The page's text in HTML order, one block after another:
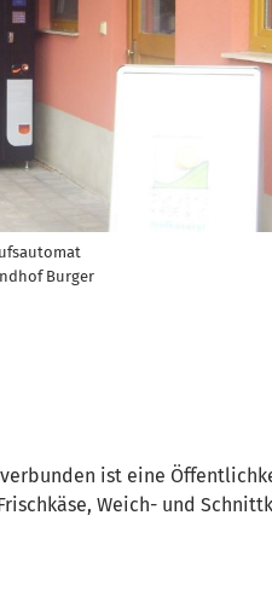
Burger
ist eine
Weich- und